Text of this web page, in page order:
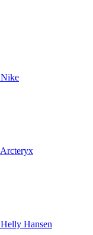
Nike
Arcteryx
Helly Hansen